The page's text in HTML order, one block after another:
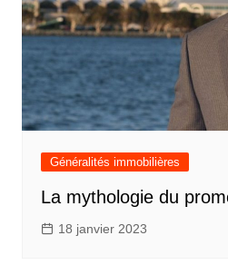
Généralités immobilières
La mythologie du
18 janvier 2023